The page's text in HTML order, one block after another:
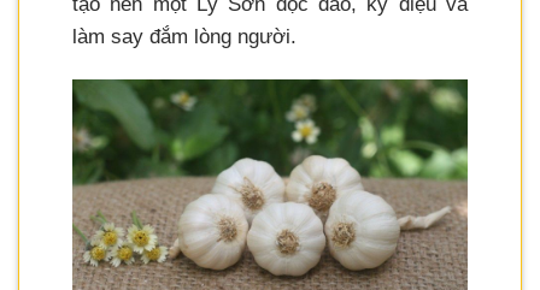
làm say đắm lòng người.